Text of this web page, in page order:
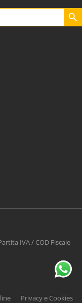
Search
IVA / COD Fiscale
Privacy e Cookies